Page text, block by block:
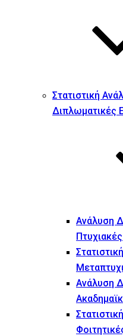
Στατιστική
Διπλωματικές
Ανάλυση
Ανάλυση